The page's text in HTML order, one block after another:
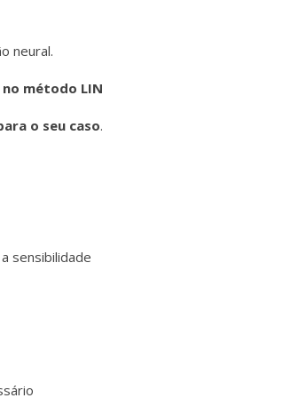
neural.
método LIN
o seu caso.
sensibilidade